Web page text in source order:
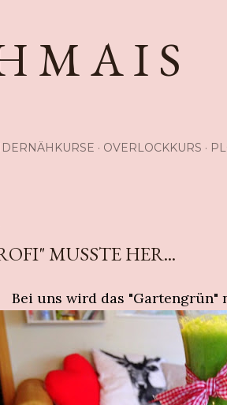
M A I S
OVERLOCKKURS
MUSSTE HER...
Bei uns wird das